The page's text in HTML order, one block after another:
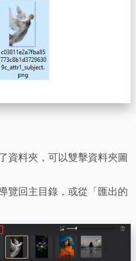
資料夾，可以雙擊資料夾圖
覽回主目錄，或從「匯出的